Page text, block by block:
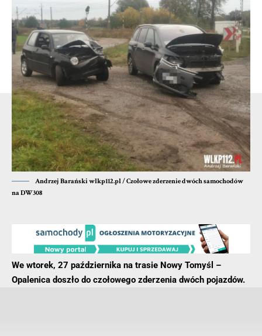
Na miejsce została wezwana ekipa karetki pogotowia
ratunkowego. Ponad godzinę walczyli o życie około 30-
letniego mężczyzny. Reanimowali go aż do momentu
przywrócenia funkcji życiowych. W ciężkim stanie
mężczyzna został przewieziony do gostyńskiego szpitala.
- Reklama -
Andrzej Barański wlkp112.pl / Czołowe zderzenie dwóch samochodów
na DW308
We wtorek, 27 października na trasie Nowy Tomyśl –
Opalenica doszło do czołowego zderzenia dwóch pojazdów.